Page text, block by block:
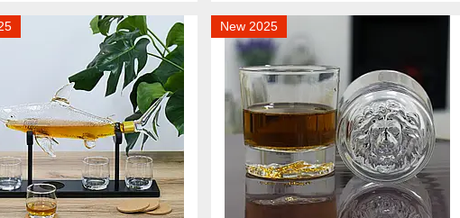
New 2025